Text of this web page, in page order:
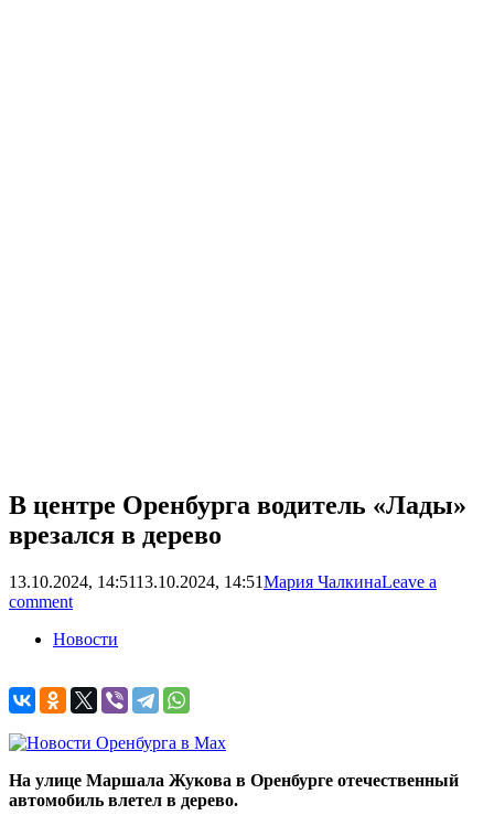
В центре Оренбурга водитель «Лады»
врезался в дерево
13.10.2024, 14:5113.10.2024, 14:51Мария ЧалкинаLeave a
comment
Новости
На улице Маршала Жукова в Оренбурге отечественный
автомобиль влетел в дерево.